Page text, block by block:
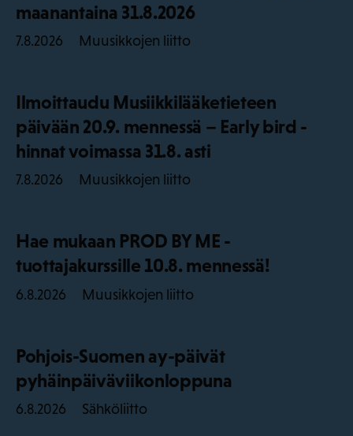
maanantaina 31.8.2026
7.8.2026 Muusikkojen liitto
Ilmoittaudu Musiikkilääketieteen
päivään 20.9. mennessä – Early bird -
hinnat voimassa 31.8. asti
7.8.2026 Muusikkojen liitto
Hae mukaan PROD BY ME -
tuottajakurssille 10.8. mennessä!
6.8.2026 Muusikkojen liitto
Pohjois-Suomen ay-päivät
pyhäinpäiväviikonloppuna
6.8.2026 Sähköliitto